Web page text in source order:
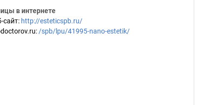
в интернете
сайт: http://esteticspb.ru/
: /spb/lpu/41995-nano-estetik/